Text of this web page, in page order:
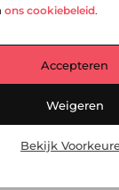
ons cookiebeleid.
Accepteren
Weigeren
Bekijk
vol inspirerende
en begin vandaag